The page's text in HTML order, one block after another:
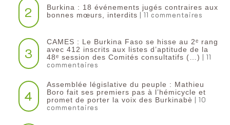
2
Burkina : 18 événements jugés contraires aux
bonnes mœurs, interdits | 11 commentaires
3
CAMES : Le Burkina Faso se hisse au 2ᵉ rang
avec 412 inscrits aux listes d’aptitude de la
48ᵉ session des Comités consultatifs (…) | 11
commentaires
4
Assemblée législative du peuple : Mathieu
Boro fait ses premiers pas à l’hémicycle et
promet de porter la voix des Burkinabè | 10
commentaires